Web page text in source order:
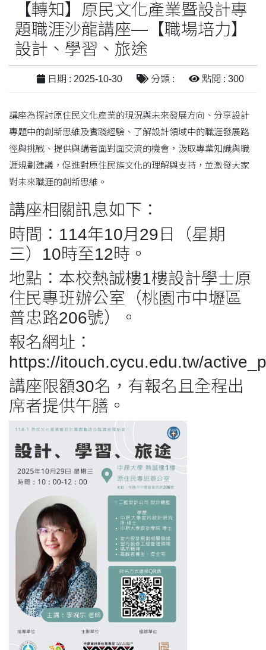
【轉知】原民文化產業暨設計專
題職涯沙龍講座—【職場培力】
設計、學習、旅途
日期 : 2025-10-30 分類 : 點閱 : 300
講座為探討原住民文化產業的現況與未來發展方向、分享設計
專題中的創新思維及實踐經驗、了解設計領域中的職涯發展路
徑與挑戰、提供與講者面對面交流的機會，汲取專業知識與職
涯規劃建議，促進對原住民族文化的理解與支持，並激發大家
對未來職涯的創新思維。
講座相關訊息如下：
時間：114年10月29日（星期
三）10時至12時。
地點：本校熱誠樓1樓設計學士原
住民專班辦公室（桃園市中壢區
普忠路206號）。
報名網址：
https://itouch.cycu.edu.tw/
講座限額30名，有報名且全程出
席者提供午膳。